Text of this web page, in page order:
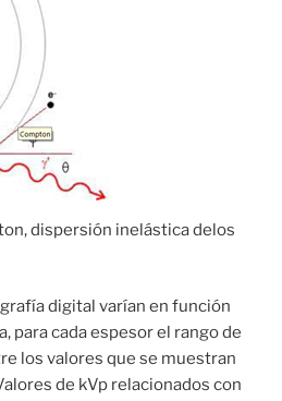
dispersión inelástica delos
digital varían en función
para cada espesor el rango de
los valores que se muestran
de kVp relacionados con